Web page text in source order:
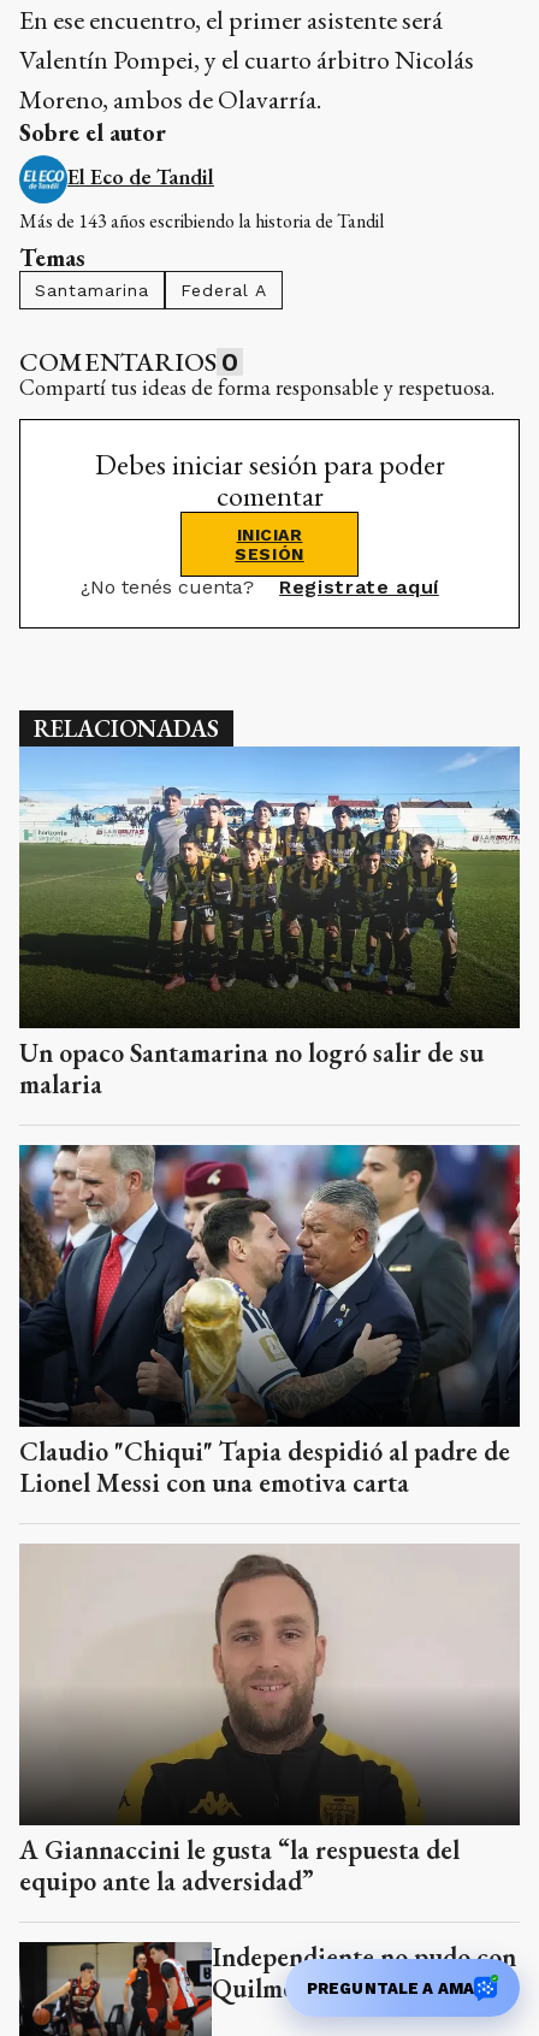
En ese encuentro, el primer asistente será
Valentín Pompei, y el cuarto árbitro Nicolás
Moreno, ambos de Olavarría.
Sobre el autor
El Eco de Tandil
Más de 143 años escribiendo la historia de Tandil
Temas
Santamarina Federal A
COMENTARIOS 0
Compartí tus ideas de forma responsable y respetuosa.
Debes iniciar sesión para poder
comentar
INICIAR
SESIÓN
¿No tenés cuenta? Registrate aquí
RELACIONADAS
Un opaco Santamarina no logró salir de su
malaria
Claudio "Chiqui" Tapia despidió al padre de
Lionel Messi con una emotiva carta
A Giannaccini le gusta “la respuesta del
equipo ante la adversidad”
Independiente no pudo con
Quilmes
PREGUNTALE A AMA